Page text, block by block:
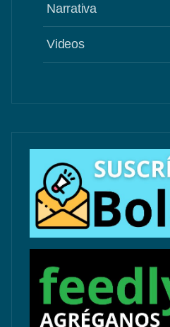
Narrativa
Videos